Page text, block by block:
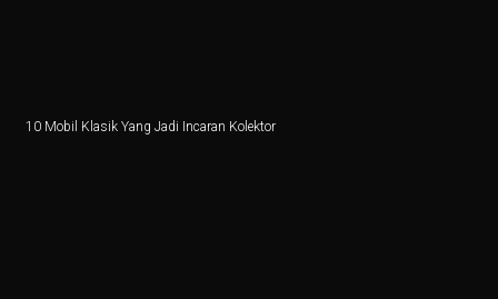
10 Mobil Klasik Yang Jadi Incaran Kolektor